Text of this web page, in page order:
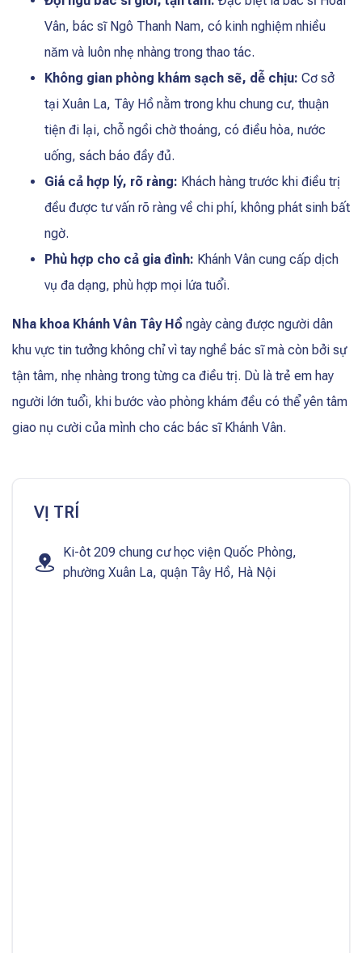
Vân, bác sĩ Ngô Thanh Nam, có kinh nghiệm nhiều
năm và luôn nhẹ nhàng trong thao tác.
Không gian phòng khám sạch sẽ, dễ chịu: Cơ sở
tại Xuân La, Tây Hồ nằm trong khu chung cư, thuận
tiện đi lại, chỗ ngồi chờ thoáng, có điều hòa, nước
uống, sách báo đầy đủ.
Giá cả hợp lý, rõ ràng: Khách hàng trước khi điều trị
đều được tư vấn rõ ràng về chi phí, không phát sinh bất
ngờ.
Phù hợp cho cả gia đình: Khánh Vân cung cấp dịch
vụ đa dạng, phù hợp mọi lứa tuổi.
Nha khoa Khánh Vân Tây Hồ ngày càng được người dân
khu vực tin tưởng không chỉ vì tay nghề bác sĩ mà còn bởi sự
tận tâm, nhẹ nhàng trong từng ca điều trị. Dù là trẻ em hay
người lớn tuổi, khi bước vào phòng khám đều có thể yên tâm
giao nụ cười của mình cho các bác sĩ Khánh Vân.
VỊ TRÍ
Ki-ôt 209 chung cư học viện Quốc Phòng,
phường Xuân La, quận Tây Hồ, Hà Nội